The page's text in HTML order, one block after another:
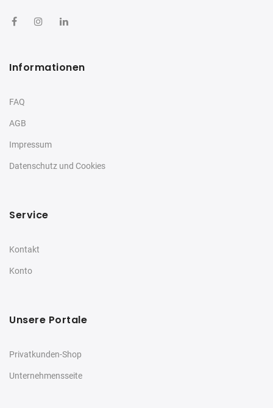
Informationen
FAQ
AGB
Impressum
Datenschutz und Cookies
Service
Kontakt
Konto
Unsere Portale
Privatkunden-Shop
Unternehmensseite